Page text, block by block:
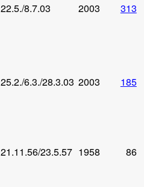
22.5./8.7.03 2003 313
25.2./6.3./28.3.03 2003 185
21.11.56/23.5.57 1958 86